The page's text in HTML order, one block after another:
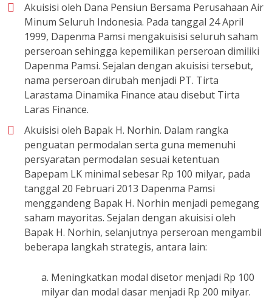
Akuisisi oleh Dana Pensiun Bersama Perusahaan Air
Minum Seluruh Indonesia. Pada tanggal 24 April
1999, Dapenma Pamsi mengakuisisi seluruh saham
perseroan sehingga kepemilikan perseroan dimiliki
Dapenma Pamsi. Sejalan dengan akuisisi tersebut,
nama perseroan dirubah menjadi PT. Tirta
Larastama Dinamika Finance atau disebut Tirta
Laras Finance.
Akuisisi oleh Bapak H. Norhin. Dalam rangka
penguatan permodalan serta guna memenuhi
persyaratan permodalan sesuai ketentuan
Bapepam LK minimal sebesar Rp 100 milyar, pada
tanggal 20 Februari 2013 Dapenma Pamsi
menggandeng Bapak H. Norhin menjadi pemegang
saham mayoritas. Sejalan dengan akuisisi oleh
Bapak H. Norhin, selanjutnya perseroan mengambil
beberapa langkah strategis, antara lain:
a. Meningkatkan modal disetor menjadi Rp 100
milyar dan modal dasar menjadi Rp 200 milyar.